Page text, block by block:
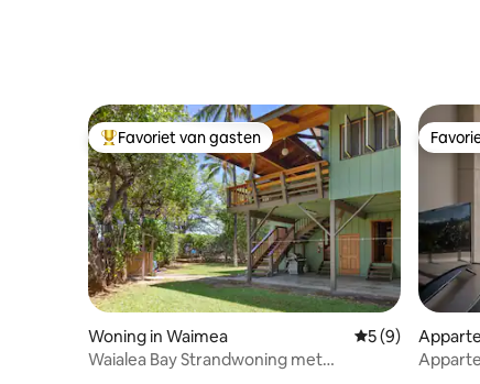
Topfavoriet van gasten
Favoriet van gasten
Woning in Waimea Gemiddelde
5 (9)
Waialea Bay Strandwoning met